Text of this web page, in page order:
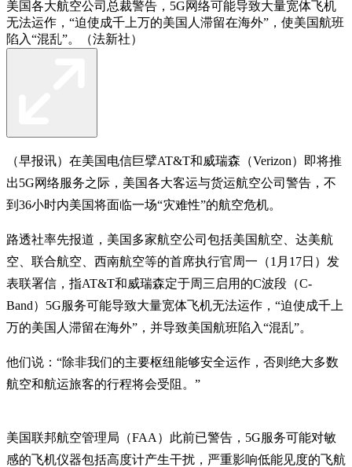
美国各大航空公司总裁警告，5G网络可能导致大量宽体飞机
无法运作，“迫使成千上万的美国人滞留在海外”，使美国航班
陷入“混乱”。（法新社）
（早报讯）在美国电信巨擘AT&T和威瑞森（Verizon）即将推
出5G网络服务之际，美国各大客运与货运航空公司警告，不
到36小时内美国将面临一场“灾难性”的航空危机。
路透社率先报道，美国多家航空公司包括美国航空、达美航
空、联合航空、西南航空等的首席执行官周一（1月17日）发
表联署信，指AT&T和威瑞森定于周三启用的C波段（C-
Band）5G服务可能导致大量宽体飞机无法运作，“迫使成千上
万的美国人滞留在海外”，并导致美国航班陷入“混乱”。
他们说：“除非我们的主要枢纽能够安全运作，否则绝大多数
航空和航运旅客的行程将会受阻。”
美国联邦航空管理局（FAA）此前已警告，5G服务可能对敏
感的飞机仪器包括高度计产生干扰，严重影响低能见度的飞航